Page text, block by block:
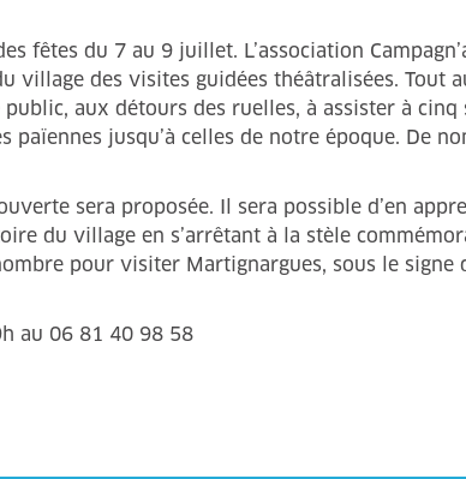
fêtes du 7 au 9 juillet. L’association
des visites guidées théâtralisées. Tout
aux détours des ruelles, à assister à cinq
jusqu’à celles de notre époque. De
sera proposée. Il sera possible d’en
du village en s’arrêtant à la stèle
pour visiter Martignargues, sous le signe
au 06 81 40 98 58